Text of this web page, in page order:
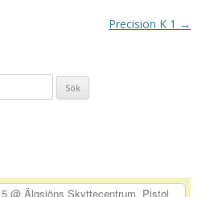
Precision K 1 →
@ Älgsjöns Skyttecentrum, Pistol